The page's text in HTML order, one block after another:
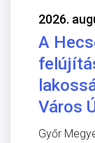
2026.
A
Város
Győr